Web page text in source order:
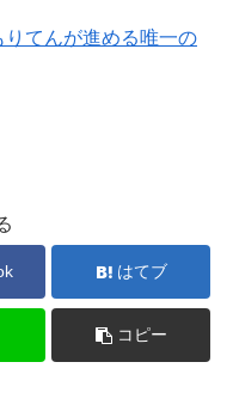
てんが進める唯一の
はてブ
コピー